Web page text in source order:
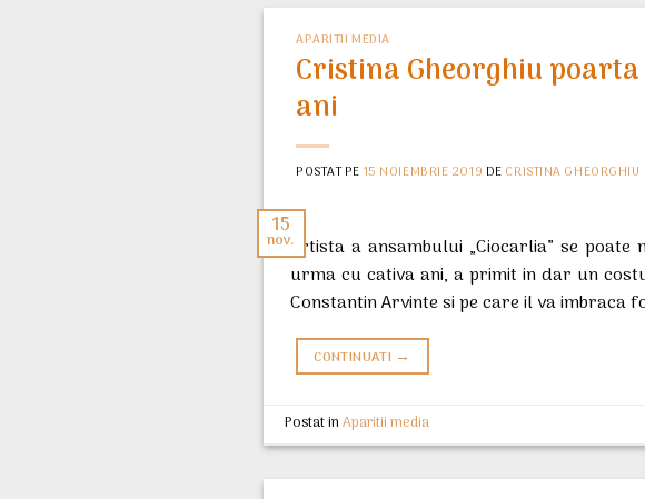
APARITII MEDIA
Cristina Gheorghiu
ani
POSTAT PE 15 NOIEMBRIE 2019 DE CRISTINA GHEORGHIU
15
nov.artista a ansambului „Ciocarlia” se
urma cu cativa ani, a primit in dar un
Constantin Arvinte si pe care il va imbraca
CONTINUATI →
Postat inAparitii media